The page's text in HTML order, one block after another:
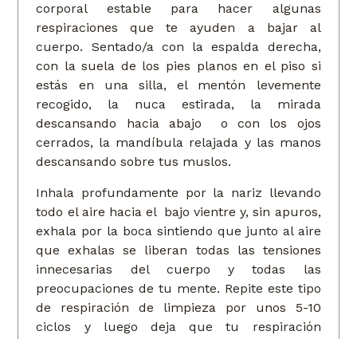
corporal estable para hacer algunas
respiraciones que te ayuden a bajar al
cuerpo. Sentado/a con la espalda derecha,
con la suela de los pies planos en el piso si
estás en una silla, el mentón levemente
recogido, la nuca estirada, la mirada
descansando hacia abajo o con los ojos
cerrados, la mandíbula relajada y las manos
descansando sobre tus muslos.
Inhala profundamente por la nariz llevando
todo el aire hacia el bajo vientre y, sin apuros,
exhala por la boca sintiendo que junto al aire
que exhalas se liberan todas las tensiones
innecesarias del cuerpo y todas las
preocupaciones de tu mente. Repite este tipo
de respiración de limpieza por unos 5-10
ciclos y luego deja que tu respiración